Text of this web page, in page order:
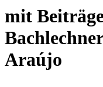
mit
Araújo